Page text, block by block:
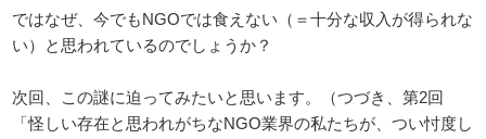
ではなぜ、今でもNGOでは食えない（＝十分な収入が得られな
い）と思われているのでしょうか？
次回、この謎に迫ってみたいと思います。（つづき、第2回
「怪しい存在と思われがちなNGO業界の私たちが、つい忖度し